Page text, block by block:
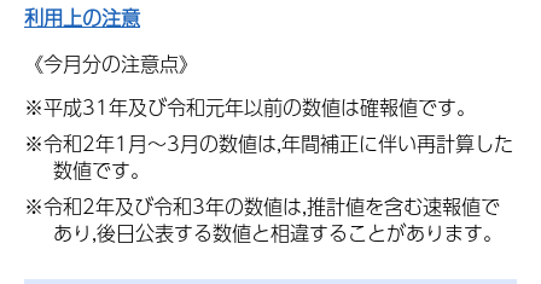
利用上の注意
《今月分の注意点》
※平成31年及び令和元年以前の数値は確報値です。
※令和2年1月～3月の数値は,年間補正に伴い再計算した
数値です。
※令和2年及び令和3年の数値は,推計値を含む速報値で
あり,後日公表する数値と相違することがあります。